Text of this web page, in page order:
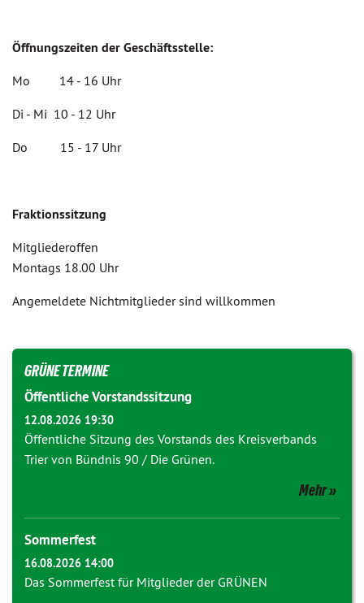
Öffnungszeiten der Geschäftsstelle:
Mo 14 - 16 Uhr
Di - Mi 10 - 12 Uhr
Do 15 - 17 Uhr
Fraktionssitzung
Mitgliederoffen
Montags 18.00 Uhr
Angemeldete Nichtmitglieder sind willkommen
GRÜNE TERMINE
Öffentliche Vorstandssitzung
12.08.2026 19:30
Öffentliche Sitzung des Vorstands des Kreisverbands
Trier von Bündnis 90 / Die Grünen.
Mehr
Sommerfest
16.08.2026 14:00
Das Sommerfest für Mitglieder der GRÜNEN